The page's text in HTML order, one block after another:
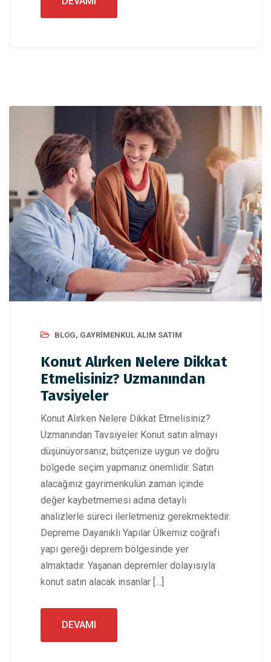
BLOG, GAYRIMENKUL ALIM SATIM
Konut Alırken Nelere Dikkat
Etmelisiniz? Uzmanından
Tavsiyeler
Konut Alırken Nelere Dikkat Etmelisiniz?
Uzmanından Tavsiyeler Konut satın almayı
düşünüyorsanız, bütçenize uygun ve doğru
bölgede seçim yapmanız önemlidir. Satın
alacağınız gayrimenkulün zaman içinde
değer kaybetmemesi adına detaylı
analizlerle süreci ilerletmeniz gerekmektedir.
Depreme Dayanıklı Yapılar Ülkemiz coğrafi
yapı gereği deprem bölgesinde yer
almaktadır. Yaşanan depremler dolayısıyla
konut satın alacak insanlar […]
DEVAMI